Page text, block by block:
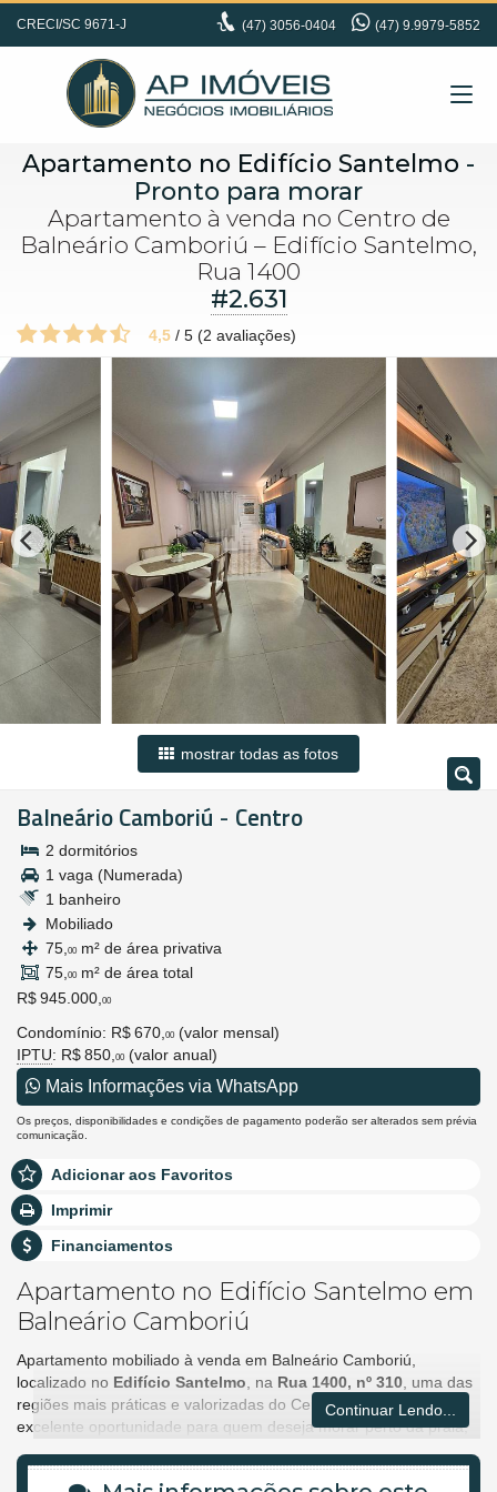
CRECI/SC 9671-J (47) 3056-0404 (47) 9.9979-5852
Apartamento no Edifício Santelmo -
Pronto para morar
Apartamento à venda no Centro de
Balneário Camboriú – Edifício Santelmo,
Rua 1400
#2.631
4,5 / 5 (2 avaliações)
mostrar todas as fotos
Balneário Camboriú - Centro
2 dormitórios
1 vaga (Numerada)
1 banheiro
Mobiliado
75, 00 m² de área privativa
75, 00 m² de área total
R$ 945.000, 00
Condomínio: R$ 670, 00 (valor mensal)
IPTU: R$ 850, 00 (valor anual)
Mais Informações via WhatsApp
Os preços, disponibilidades e condições de pagamento poderão ser alterados sem prévia
comunicação.
Adicionar aos Favoritos
Imprimir
Financiamentos
Apartamento no Edifício Santelmo em
Balneário Camboriú
Apartamento mobiliado à venda em Balneário Camboriú,
localizado no Edifício Santelmo, na Rua 1400, nº 310, uma das
regiões mais práticas e valorizadas do Centro da cidade. Uma
excelente oportunidade para quem deseja morar perto da praia,
aproveitar o melhor de Balneário Camboriú a pé.
Continuar Lendo...